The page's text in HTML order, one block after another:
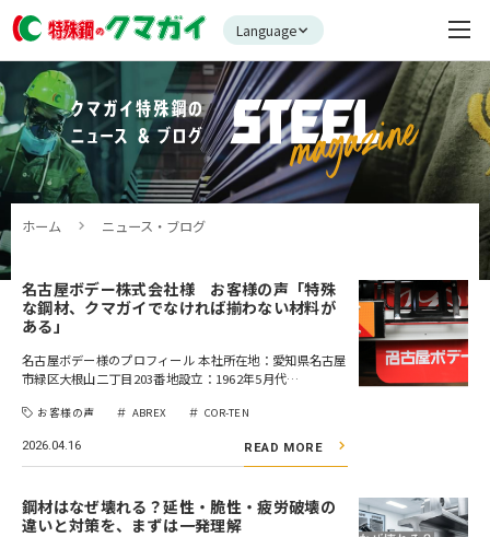
Language
ホーム ニュース・ブログ
名古屋ボデー株式会社様 お客様の声「特殊
な鋼材、クマガイでなければ揃わない材料が
ある」
名古屋ボデー様のプロフィール 本社所在地：愛知県名古屋
市緑区大根山二丁目203番地設立：1962年5月代…
お客様の声 ABREX COR-TEN
2026.04.16 READ MORE
鋼材はなぜ壊れる？延性・脆性・疲労破壊の
違いと対策を、まずは一発理解